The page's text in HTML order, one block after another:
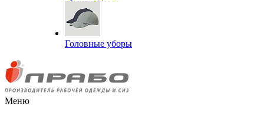
Головные уборы
Меню